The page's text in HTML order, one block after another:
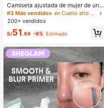
Camiseta ajustada de mujer de unic
olor, con malla de cristales, transpar
ente y sexy, para uso casual en ver
#3 Más vendidos
en Cuello alto Tops, blusas y camisetas de mujer
200+ vendidos
S/51 .69 -6% Estimado